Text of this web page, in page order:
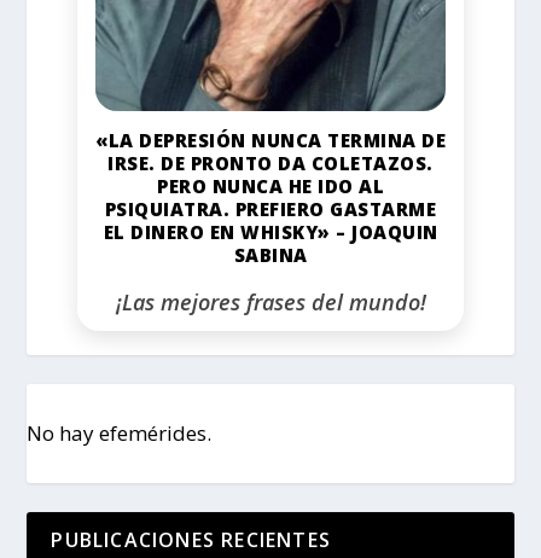
«LA DEPRESIÓN NUNCA TERMINA DE
IRSE. DE PRONTO DA COLETAZOS.
PERO NUNCA HE IDO AL
PSIQUIATRA. PREFIERO GASTARME
EL DINERO EN WHISKY» – JOAQUIN
SABINA
¡Las mejores frases del mundo!
No hay efemérides.
PUBLICACIONES RECIENTES